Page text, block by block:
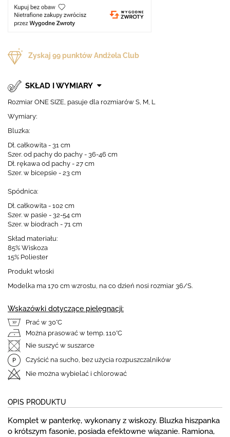
Zyskaj 99 punktów Andżela Club
SKŁAD I WYMIARY
Rozmiar ONE SIZE, pasuje dla rozmiarów S, M, L
Wymiary:
Bluzka:
Dł. całkowita - 31 cm
Szer. od pachy do pachy - 36-46 cm
Dł. rękawa od pachy - 27 cm
Szer. w bicepsie - 23 cm
Spódnica:
Dł. całkowita - 102 cm
Szer. w pasie - 32-54 cm
Szer. w biodrach - 71 cm
Skład materiału:
85% Wiskoza
15% Poliester
Produkt włoski
Modelka ma 170 cm wzrostu, na co dzień nosi rozmiar 36/S.
Wskazówki dotyczące pielęgnacji:
Prać w 30°C
Można prasować w temp. 110°C
Nie suszyć w suszarce
Czyścić na sucho, bez użycia rozpuszczalników
Nie można wybielać i chlorować
OPIS PRODUKTU
Komplet w panterkę, wykonany z wiskozy. Bluzka hiszpanka
o krótszym fasonie, posiada efektowne wiązanie. Ramiona,